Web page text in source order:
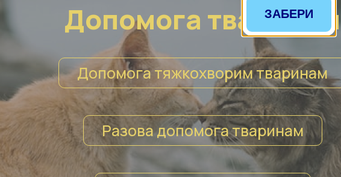
Допомога тваринам
Допомога тяжкохворим тваринам
Разова допомога тваринам
ЗАБЕРИ